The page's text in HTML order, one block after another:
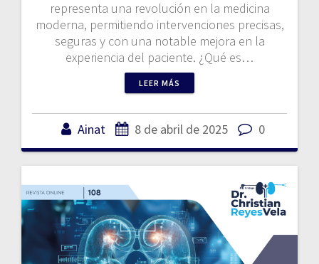
representa una revolución en la medicina
moderna, permitiendo intervenciones precisas,
seguras y con una notable mejora en la
experiencia del paciente. ¿Qué es…
LEER MÁS
Ainat 8 de abril de 2025 0